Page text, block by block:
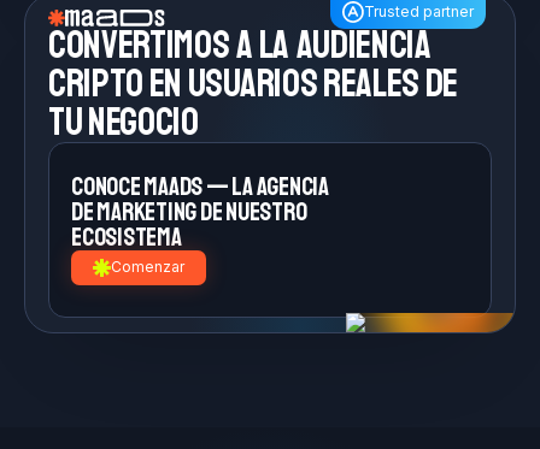
Trusted partner
Convertimos a laaudiencia
cripto en usuarios reales de
tu negocio
Conoce MAADS — la agencia
demarketing de nuestro
ecosistema
Comenzar